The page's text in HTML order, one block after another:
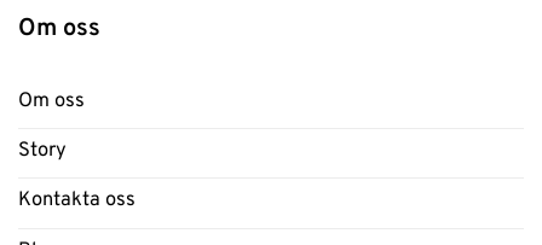
Om oss
Om oss
Story
Kontakta oss